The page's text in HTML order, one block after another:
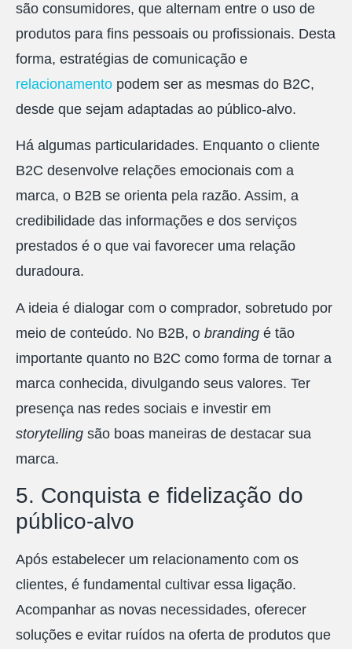
são consumidores, que alternam entre o uso de
produtos para fins pessoais ou profissionais. Desta
forma, estratégias de comunicação e
relacionamento podem ser as mesmas do B2C,
desde que sejam adaptadas ao público-alvo.
Há algumas particularidades. Enquanto o cliente
B2C desenvolve relações emocionais com a
marca, o B2B se orienta pela razão. Assim, a
credibilidade das informações e dos serviços
prestados é o que vai favorecer uma relação
duradoura.
A ideia é dialogar com o comprador, sobretudo por
meio de conteúdo. No B2B, o branding é tão
importante quanto no B2C como forma de tornar a
marca conhecida, divulgando seus valores. Ter
presença nas redes sociais e investir em
storytelling são boas maneiras de destacar sua
marca.
5. Conquista e fidelização do
público-alvo
Após estabelecer um relacionamento com os
clientes, é fundamental cultivar essa ligação.
Acompanhar as novas necessidades, oferecer
soluções e evitar ruídos na oferta de produtos que